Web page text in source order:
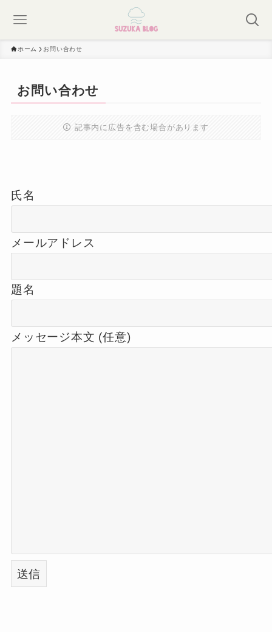
ホーム お問い合わせ
お問い合わせ
記事内に広告を含む場合があります
氏名
メールアドレス
題名
メッセージ本文 (任意)